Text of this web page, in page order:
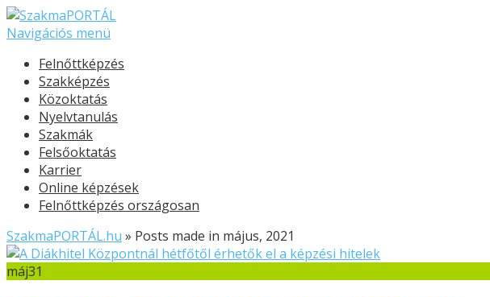
Navigációs menü
Felnőttképzés
Szakképzés
Közoktatás
Nyelvtanulás
Szakmák
Felsőoktatás
Karrier
Online képzések
Felnőttképzés országosan
SzakmaPORTÁL.hu » Posts made in május, 2021
máj31